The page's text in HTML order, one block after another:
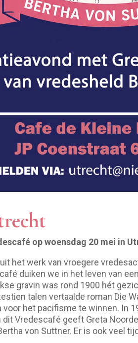
op woensdag 20 mei in
het werk van vroegere
duiken we in het leven van
gravin was rond 1900 hét
talen vertaalde roman Die
het pacifisme te winnen. In
Vredescafé geeft Greta
von Suttner. Er is ook veel